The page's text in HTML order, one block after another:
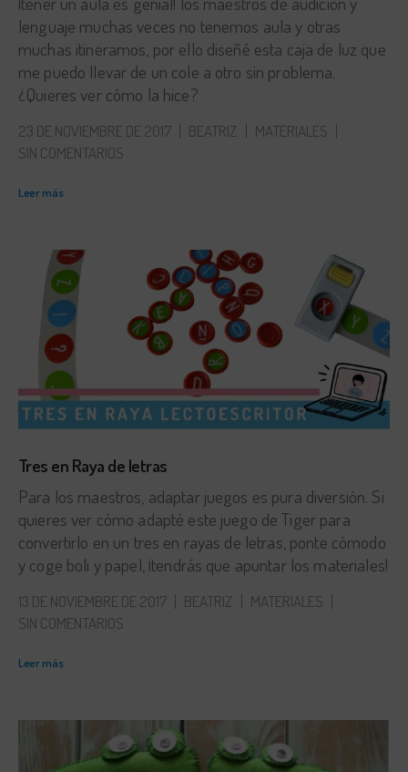
lenguaje muchas veces no tenemos aula y otras
muchas itineramos, por ello diseñé esta caja de luz que
me puedo llevar de un cole a otro sin problema.
¿Quieres ver cómo la hice?
23 DE NOVIEMBRE DE 2017 BEATRIZ
MATERIALES
SIN COMENTARIOS
Leer más
Tres en Raya de letras
Para los maestros, adaptar juegos es pura diversión. Si
quieres ver cómo adapté este juego de Tiger para
convertirlo en un tres en rayas de letras, ponte cómodo
y coge boli y papel, ¡tendrás que apuntar los materiales!
13 DE NOVIEMBRE DE 2017 BEATRIZ
MATERIALES
SIN COMENTARIOS
Leer más